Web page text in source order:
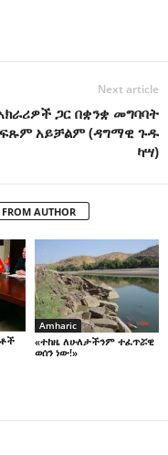
Next article
ጋር በቋንቋ መግባባት
አይቻልም (ዳግማዊ ጉዱ
ካሣ)
FROM AUTHOR
Amharic
«ተከዜ ለሁለታችንም ተፈጥሯዊ
ወሰን ነው!»